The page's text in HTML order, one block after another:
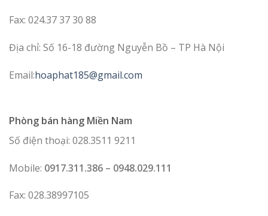
Fax: 024.37 37 30 88
Địa chỉ: Số 16-18 đường Nguyễn Bồ – TP Hà Nội
Email:hoaphat185@gmail.com
Phòng bán hàng Miền Nam
Số điện thoại: 028.3511 9211
Mobile: 0917.311.386 – 0948.029.111
Fax: 028.38997105